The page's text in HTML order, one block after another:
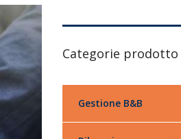
Categorie prodotto
Gestione B&B